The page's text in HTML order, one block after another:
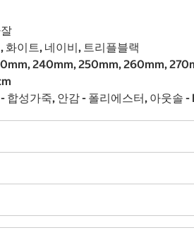
화이트, 네이비, 트리플블랙
240mm, 250mm, 260mm,
합성가죽, 안감 - 폴리에스터, 아웃솔 -